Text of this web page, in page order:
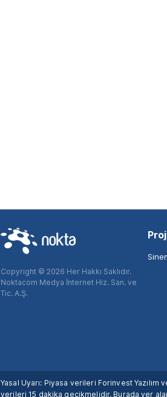
Copyright © 2026 Her Hakkı Saklıdır.
Noktacom Medya İnternet Hiz. San. ve
Tic. A.Ş.
Yasal Uyarı: Piyasa verileri Forinvest
verileri 15 dakika gecikmelidir. Burada yer alan